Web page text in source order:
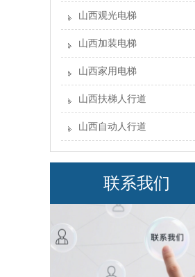
山西观光电梯
山西加装电梯
山西家用电梯
山西扶梯人行道
山西自动人行道
联系我们